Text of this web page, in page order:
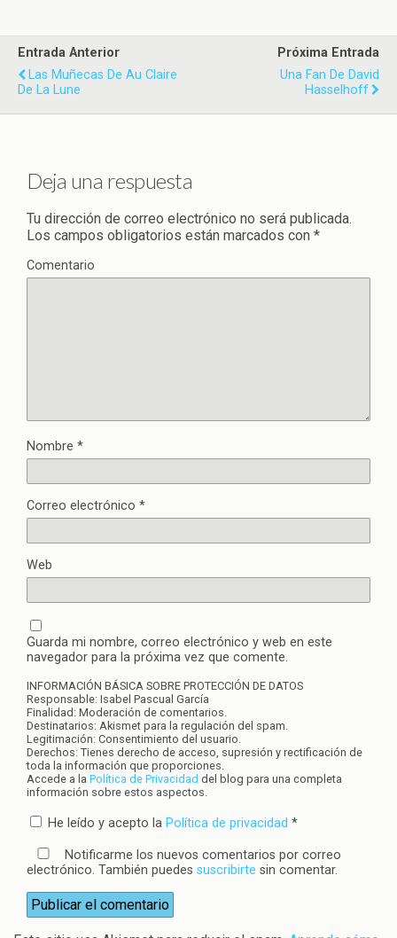
Entrada Anterior
Las Muñecas De Au Claire
De La Lune
Próxima Entrada
Una Fan De David
Hasselhoff
Deja una respuesta
Tu dirección de correo electrónico no será publicada.
Los campos obligatorios están marcados con *
Comentario
Nombre *
Correo electrónico *
Web
Guarda mi nombre, correo electrónico y web en este
navegador para la próxima vez que comente.
INFORMACIÓN BÁSICA SOBRE PROTECCIÓN DE DATOS
Responsable: Isabel Pascual García
Finalidad: Moderación de comentarios.
Destinatarios: Akismet para la regulación del spam.
Legitimación: Consentimiento del usuario.
Derechos: Tienes derecho de acceso, supresión y rectificación de
toda la información que proporciones.
Accede a la Política de Privacidad del blog para una completa
información sobre estos aspectos.
He leído y acepto la Política de privacidad *
Notificarme los nuevos comentarios por correo
electrónico. También puedes suscribirte sin comentar.